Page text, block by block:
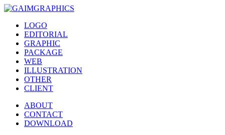
LOGO
EDITORIAL
GRAPHIC
PACKAGE
WEB
ILLUSTRATION
OTHER
CLIENT
ABOUT
CONTACT
DOWNLOAD